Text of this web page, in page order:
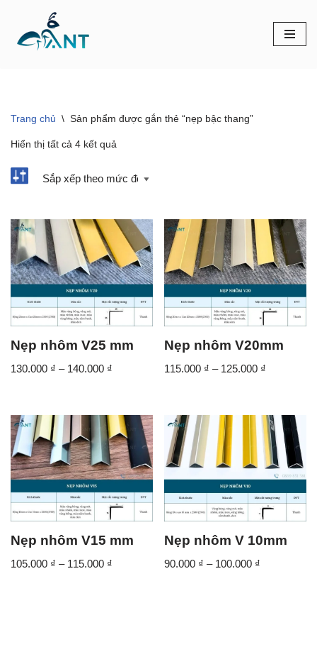
Chuyển
Trang chủ \ Sản phẩm được gắn thẻ “nẹp bậc thang”
Hiển thị tất cả 4 kết quả
Nẹp nhôm V25 mm
130.000 ₫ – 140.000 ₫
Nẹp nhôm V20mm
115.000 ₫ – 125.000 ₫
Nẹp nhôm V15 mm
105.000 ₫ – 115.000 ₫
Nẹp nhôm V 10mm
90.000 ₫ – 100.000 ₫